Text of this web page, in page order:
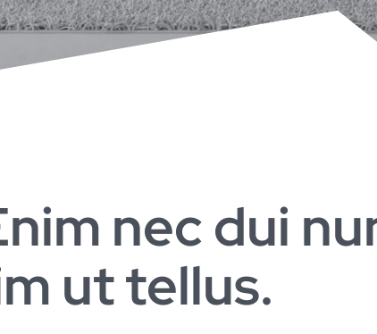
nec dui
ut tellus.